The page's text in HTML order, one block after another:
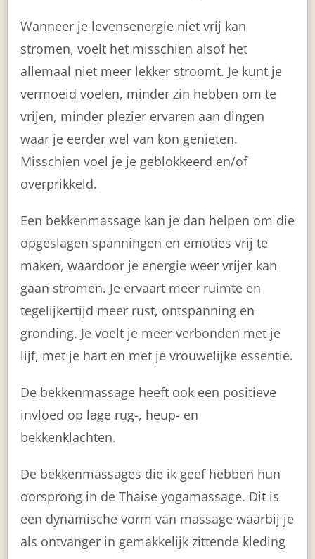
Wanneer je levensenergie niet vrij kan
stromen, voelt het misschien alsof het
allemaal niet meer lekker stroomt. Je kunt je
vermoeid voelen, minder zin hebben om te
vrijen, minder plezier ervaren aan dingen
waar je eerder wel van kon genieten.
Misschien voel je je geblokkeerd en/of
overprikkeld.
Een bekkenmassage kan je dan helpen om die
opgeslagen spanningen en emoties vrij te
maken, waardoor je energie weer vrijer kan
gaan stromen. Je ervaart meer ruimte en
tegelijkertijd meer rust, ontspanning en
gronding. Je voelt je meer verbonden met je
lijf, met je hart en met je vrouwelijke essentie.
De bekkenmassage heeft ook een positieve
invloed op lage rug-, heup- en
bekkenklachten.
De bekkenmassages die ik geef hebben hun
oorsprong in de Thaise yogamassage. Dit is
een dynamische vorm van massage waarbij je
als ontvanger in gemakkelijk zittende kleding